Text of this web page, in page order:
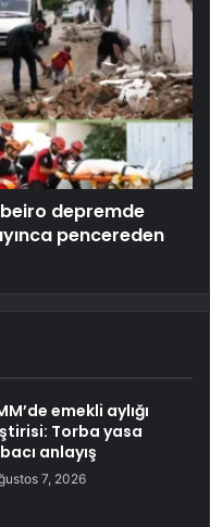
depremde
pencereden
emekli aylığı
Torba yasa
anlayış
7, 2026